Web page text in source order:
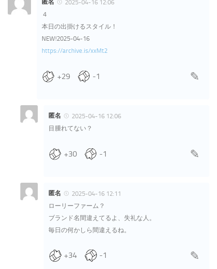
匿名
2025-04-16 12:06
４
本日の出掛けるスタイル！
NEW!2025-04-16
https://archive.is/xxMt2
+29 -1
匿名
2025-04-16 12:06
目腫れてない？
+30 -1
匿名
2025-04-16 12:11
ローリーファーム？
ブランド名間違えてるよ、失礼な人。
毎日の何かしら間違えるね。
+34 -1